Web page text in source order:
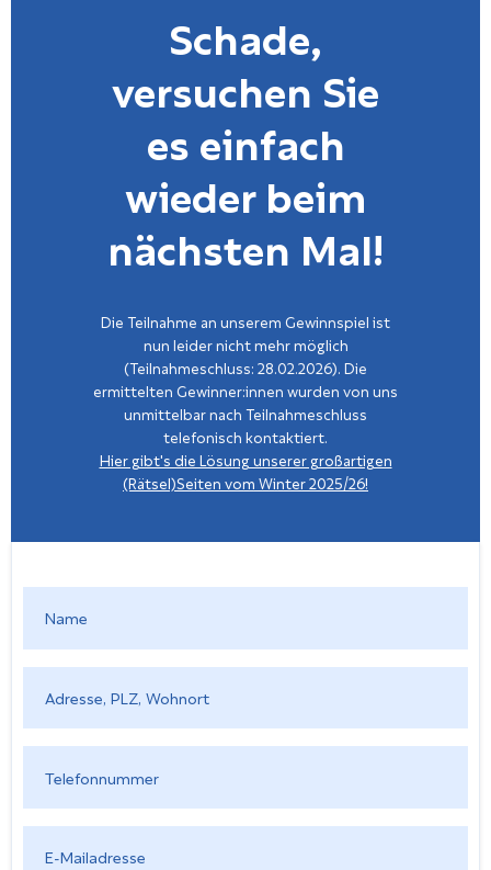
Schade,
versuchen Sie
es einfach
wieder beim
nächsten Mal!
Die Teilnahme an unserem Gewinnspiel ist
nun leider nicht mehr möglich
(Teilnahmeschluss: 28.02.2026). Die
ermittelten Gewinner:innen wurden von uns
unmittelbar nach Teilnahmeschluss
telefonisch kontaktiert.
Hier gibt's die Lösung unserer großartigen
(Rätsel)Seiten vom Winter 2025/26!
Name
Adresse,
PLZ,
Telefonnummer
E-
Mail